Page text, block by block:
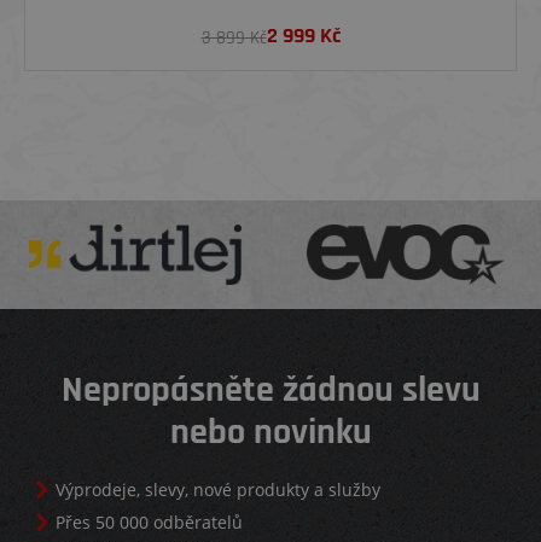
3 899 Kč2 999Kč
Nepropásněte žádnou slevu
nebo novinku
Výprodeje, slevy, nové produkty a služby
Přes 50 000 odběratelů